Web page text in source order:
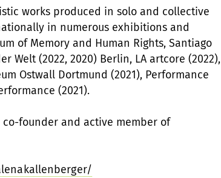
works produced in solo and collective
in numerous exhibitions and
of Memory and Human Rights, Santiago
Welt (2022, 2020) Berlin, LA artcore (2022),
Ostwall Dortmund (2021), Performance
(2021).
founder and active member of